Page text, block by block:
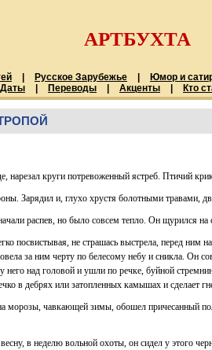
АРТБУХТА
Русское Зарубежье Юмор и
Переводы Акценты Кто
нарезал круги потревоженный ястреб. Птичий
Зарядил и, глухо хрустя болотными травами,
распев, но было совсем тепло. Он щурился на
посвистывая, не страшась выстрела, перед ним
за ним черту по белесому небу и сникла. Он
него над головой и ушли по речке, буйной
в дебрях или затопленных камышах и сделает
морозы, чавкающей зимы, обошел причесанный
в неделю вольной охоты, он сидел у этого